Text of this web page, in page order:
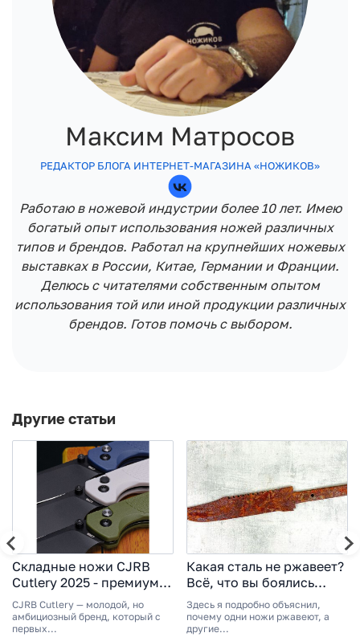
Максим Матросов
РЕДАКТОР БЛОГА ИНТЕРНЕТ-МАГАЗИНА «НОЖИКОВ»
Работаю в ножевой индустрии более 10 лет. Имею
богатый опыт использования ножей различных
типов и брендов. Работал на крупнейших ножевых
выставках в России, Китае, Германии и Франции.
Делюсь с читателями собственным опытом
использования той или иной продукции различных
брендов. Готов помочь с выбором.
Другие статьи
Складные ножи CJRB
Cutlery 2025 - премиум
качество по доступной
цене
CJRB Cutlery — молодой, но
амбициозный бренд, который с
первых...
Какая сталь не ржавеет?
Всё, что вы боялись
спросить про ножи и
коррозию!
Здесь я подробно объяснил,
почему одни ножи ржавеют, а
другие...